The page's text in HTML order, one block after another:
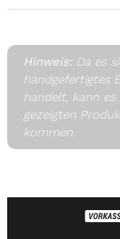
Hinweis: Da es
handgefertigtes
handelt, kann
gezeigten
kommen.